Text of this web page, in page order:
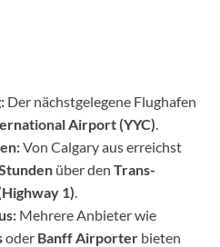
Der nächstgelegene Flughafen
Airport (YYC)
Von Calgary aus erreichst
über den Trans-
1)
Mehrere Anbieter wie
oder Banff Airporter bieten